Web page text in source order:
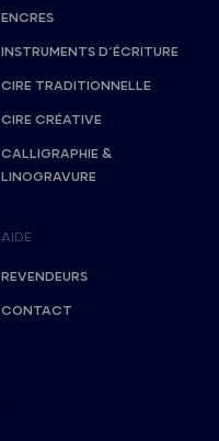
ENCRES
INSTRUMENTS D’ÉCRITURE
CIRE TRADITIONNELLE
CIRE CRÉATIVE
CALLIGRAPHIE &
LINOGRAVURE
AIDE
REVENDEURS
CONTACT